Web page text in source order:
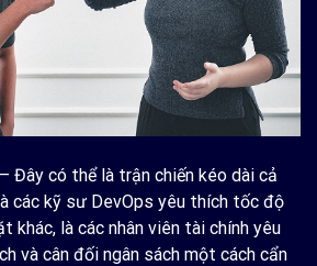
Đây có thể là trận chiến kéo dài cả
các kỹ sư DevOps yêu thích tốc độ
khác, là các nhân viên tài chính yêu
và cân đối ngân sách một cách cẩn